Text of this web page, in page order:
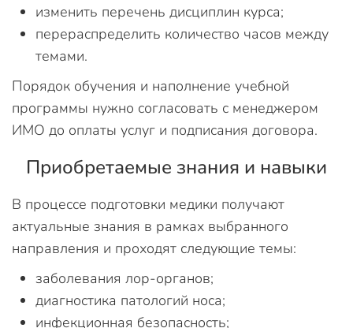
изменить перечень дисциплин курса;
перераспределить количество часов между
темами.
Порядок обучения и наполнение учебной
программы нужно согласовать с менеджером
ИМО до оплаты услуг и подписания договора.
Приобретаемые знания и навыки
В процессе подготовки медики получают
актуальные знания в рамках выбранного
направления и проходят следующие темы:
заболевания лор-органов;
диагностика патологий носа;
инфекционная безопасность;